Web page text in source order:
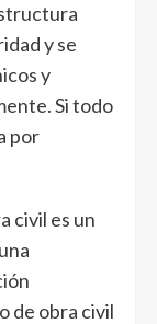
y se
y
Si todo
por
civil es un
de obra civil